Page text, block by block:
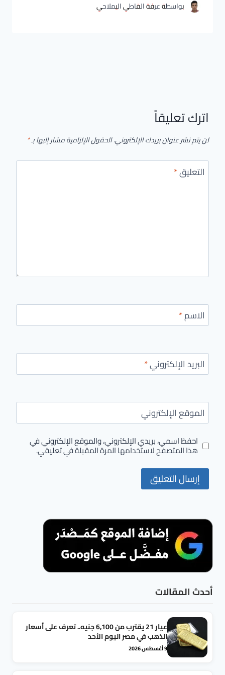
بواسطةعرفة القاطي اليملاحي
اترك تعليقاً
لن يتم نشر عنوان بريدك الإلكتروني.الحقول الإلزامية مشار إليها بـ*
التعليق*
الاسم*
البريد الإلكتروني*
الموقع الإلكتروني
احفظ اسمي، بريدي الإلكتروني، والموقع الإلكتروني في
هذا المتصفح لاستخدامها المرة المقبلة في تعليقي.
أحدث المقالات
عيار 21 يقترب من 6,100 جنيه.. تعرف على أسعار
الذهب في مصر اليوم الأحد
9 أغسطس 2026